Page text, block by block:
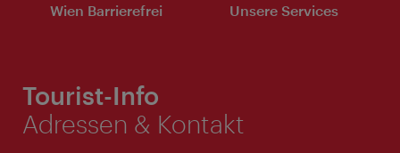
Wien Barrierefrei Unsere Services
Tourist-Info
Adressen & Kontakt